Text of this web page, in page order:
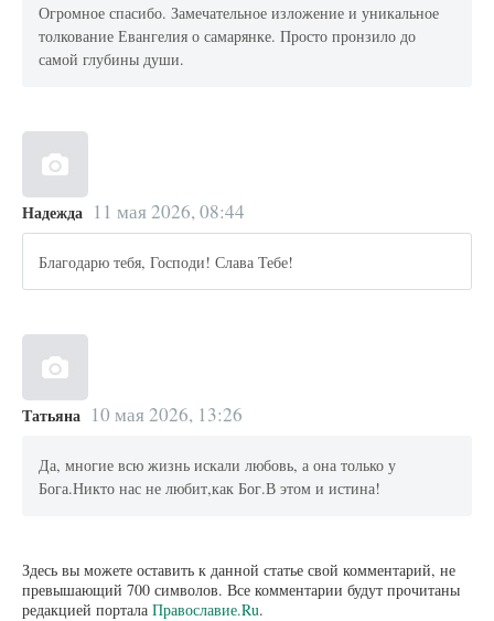
Огромное спасибо. Замечательное изложение и уникальное
толкование Евангелия о самарянке. Просто пронзило до
самой глубины души.
Надежда 11 мая 2026, 08:44
Благодарю тебя, Господи! Слава Тебе!
Татьяна 10 мая 2026, 13:26
Да, многие всю жизнь искали любовь, а она только у
Бога.Никто нас не любит,как Бог.В этом и истина!
Здесь вы можете оставить к данной статье свой комментарий, не
превышающий 700 символов. Все комментарии будут прочитаны
редакцией портала Православие.Ru.